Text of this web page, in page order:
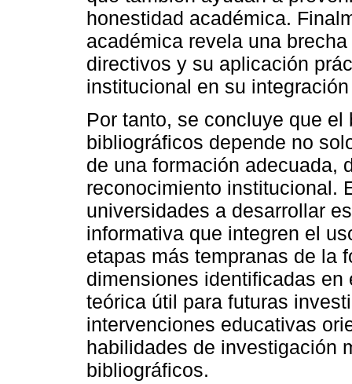
honestidad académica.
académica revela una
directivos y su aplicación
institucional en su
Por tanto, se concluye que
bibliográficos depende no
de una formación adecuada,
reconocimiento institucional.
universidades a desarrollar
informativa que integren el
etapas más tempranas de la
dimensiones identificadas
teórica útil para futuras
intervenciones educativas
habilidades de investigación
bibliográficos.